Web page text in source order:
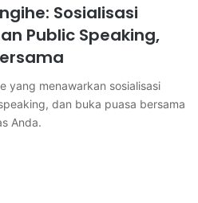
Sosialisasi
Public Speaking,
yang menawarkan sosialisasi
dan buka puasa bersama
Anda.